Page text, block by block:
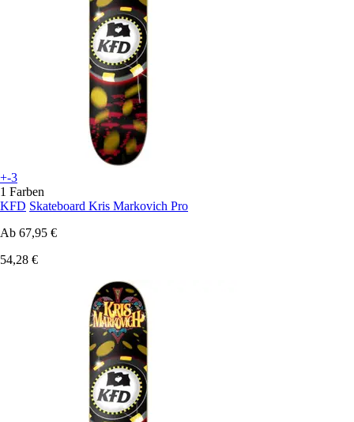
+-3
1 Farben
KFD Skateboard Kris Markovich Pro
Ab 67,95 €
54,28 €